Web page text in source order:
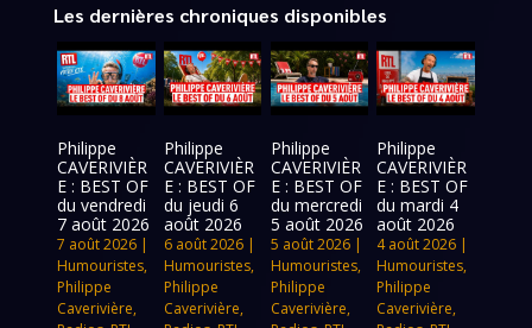
Les dernières chroniques disponibles
Philippe
CAVERIVIÈR
E : BEST OF
du vendredi
7 août 2026
7 août 2026 |
Humouristes,
Philippe
Caverivière,
Philippe
CAVERIVIÈR
E : BEST OF
du jeudi 6
août 2026
6 août 2026|
Humouristes,
Philippe
Caverivière,
Philippe
CAVERIVIÈR
E : BEST OF
du mercredi
5 août 2026
5 août 2026|
Humouristes,
Philippe
Caverivière,
Philippe
CAVERIVIÈR
E : BEST OF
du mardi 4
août 2026
4 août 2026 |
Humouristes,
Philippe
Caverivière,